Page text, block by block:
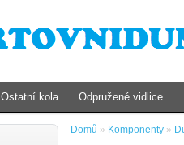
Domů » Komponenty »
Ostatní kola Odpružené vidlice